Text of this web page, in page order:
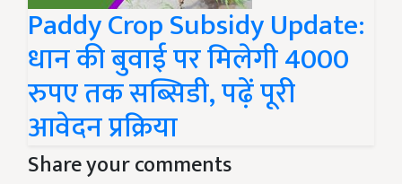
Paddy Crop Subsidy Update:
धान की बुवाई पर मिलेगी 4000
रुपए तक सब्सिडी, पढ़ें पूरी
आवेदन प्रक्रिया
Share your comments